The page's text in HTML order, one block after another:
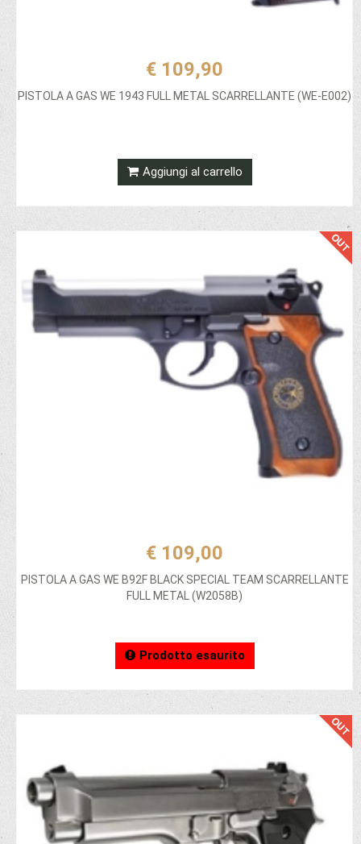
€ 109,90
PISTOLA A GAS WE 1943 FULL METAL SCARRELLANTE (WE-E002)
Aggiungi al carrello
€ 109,00
PISTOLA A GAS WE B92F BLACK SPECIAL TEAM SCARRELLANTE
FULL METAL (W2058B)
Prodotto esaurito